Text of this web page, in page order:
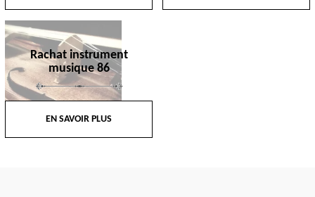
Rachat instrument
musique 86
EN SAVOIR PLUS